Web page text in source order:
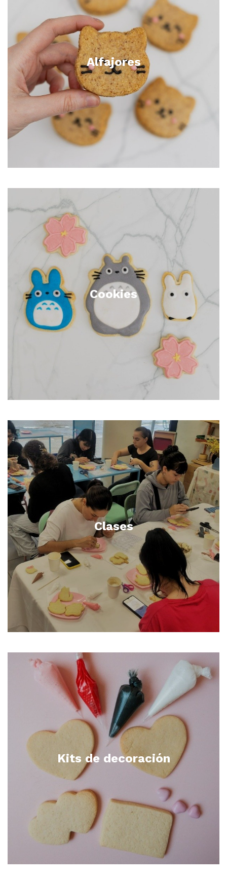
Alfajores
Cookies
Clases
Kits de decoración